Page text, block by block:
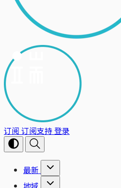
订阅 订阅支持登录
最新
地域